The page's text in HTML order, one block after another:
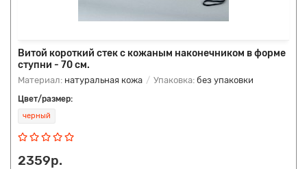
Витой короткий стек с кожаным наконечником в форме
ступни - 70 см.
Материал: натуральная кожа Упаковка: без упаковки
Цвет/размер:
черный
2359р.